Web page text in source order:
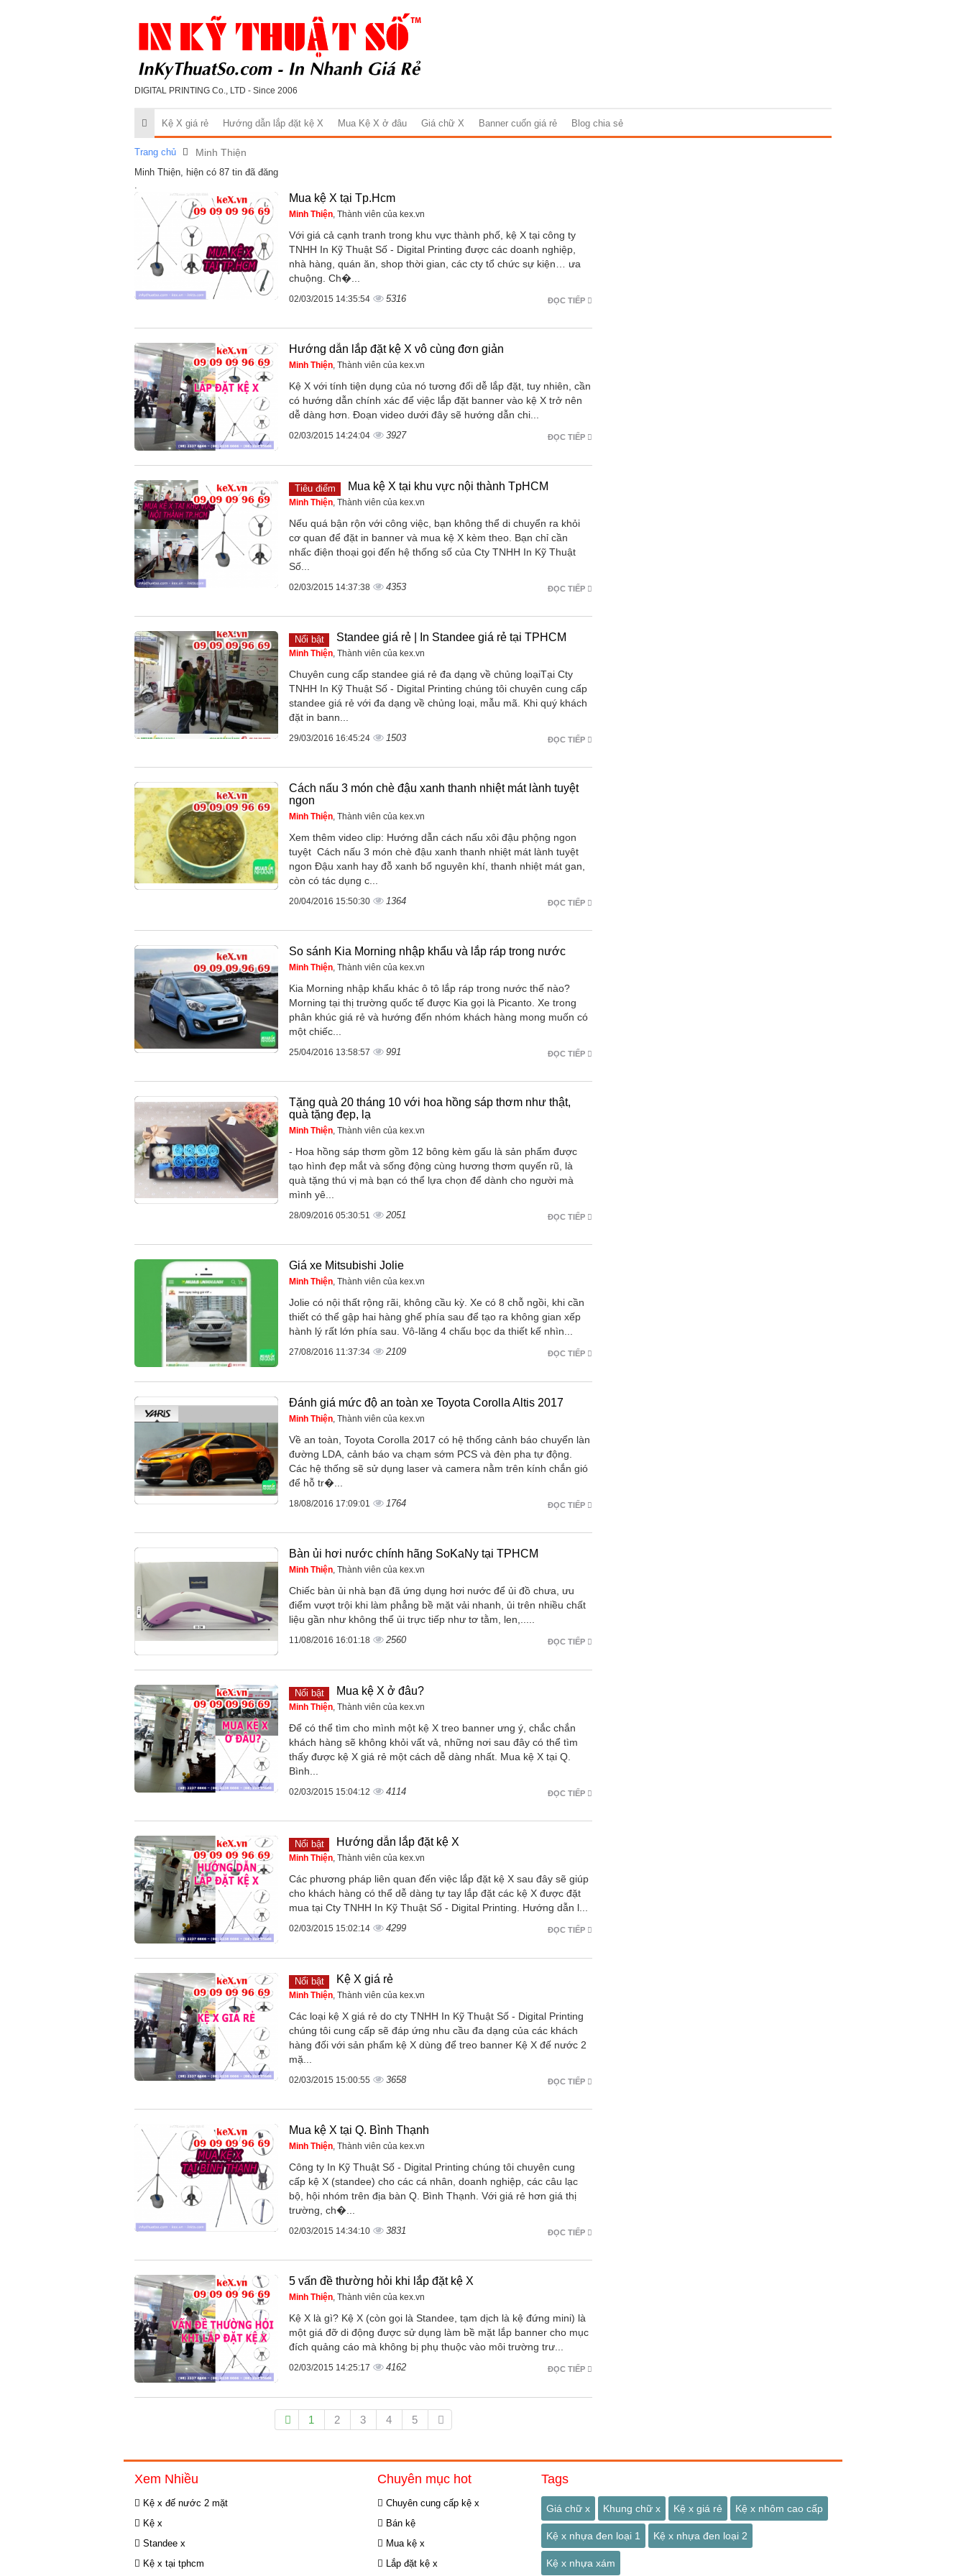
DIGITAL PRINTING Co., LTD - Since 2006
Kệ X giá rẻ Hướng dẫn lắp đặt kệ X Mua Kệ X ở đâu Giá chữ X Banner cuốn giá rẻ Blog chia sẻ
Trang chủ Minh Thiện
Minh Thiện, hiện có 87 tin đã đăng
Mua kệ X tại Tp.Hcm
Minh Thiện , Thành viên của kex.vn
Với giá cả cạnh tranh trong khu vực thành phố, kệ X tại công ty
TNHH In Kỹ Thuật Số - Digital Printing được các doanh nghiệp,
nhà hàng, quán ăn, shop thời gian, các cty tổ chức sự kiện… ưa
chuộng. Ch�...
ĐỌC TIẾP
02/03/2015 14:35:54 5316
Hướng dẫn lắp đặt kệ X vô cùng đơn giản
Minh Thiện , Thành viên của kex.vn
Kệ X với tính tiện dụng của nó tương đối dễ lắp đặt, tuy nhiên, cần
có hướng dẫn chính xác để việc lắp đặt banner vào kệ X trở nên
dễ dàng hơn. Đoạn video dưới đây sẽ hướng dẫn chi...
ĐỌC TIẾP
02/03/2015 14:24:04 3927
Tiêu điểm Mua kệ X tại khu vực nội thành TpHCM
Minh Thiện , Thành viên của kex.vn
Nếu quá bận rộn với công việc, bạn không thể di chuyển ra khỏi
cơ quan để đặt in banner và mua kệ X kèm theo. Bạn chỉ cần
nhấc điện thoại gọi đến hệ thống số của Cty TNHH In Kỹ Thuật
Số...
ĐỌC TIẾP
02/03/2015 14:37:38 4353
Nổi bật Standee giá rẻ | In Standee giá rẻ tại TPHCM
Minh Thiện , Thành viên của kex.vn
Chuyên cung cấp standee giá rẻ đa dạng về chủng loạiTại Cty
TNHH In Kỹ Thuật Số - Digital Printing chúng tôi chuyên cung cấp
standee giá rẻ với đa dạng về chủng loại, mẫu mã. Khi quý khách
đặt in bann...
ĐỌC TIẾP
29/03/2016 16:45:24 1503
Cách nấu 3 món chè đậu xanh thanh nhiệt mát lành tuyệt
ngon
Minh Thiện , Thành viên của kex.vn
Xem thêm video clip: Hướng dẫn cách nấu xôi đậu phộng ngon
tuyệt Cách nấu 3 món chè đậu xanh thanh nhiệt mát lành tuyệt
ngon Đậu xanh hay đỗ xanh bổ nguyên khí, thanh nhiệt mát gan,
còn có tác dụng c...
ĐỌC TIẾP
20/04/2016 15:50:30 1364
So sánh Kia Morning nhập khẩu và lắp ráp trong nước
Minh Thiện , Thành viên của kex.vn
Kia Morning nhập khẩu khác ô tô lắp ráp trong nước thế nào?
Morning tại thị trường quốc tế được Kia gọi là Picanto. Xe trong
phân khúc giá rẻ và hướng đến nhóm khách hàng mong muốn có
một chiếc...
ĐỌC TIẾP
25/04/2016 13:58:57 991
Tặng quà 20 tháng 10 với hoa hồng sáp thơm như thật,
quà tặng đẹp, lạ
Minh Thiện , Thành viên của kex.vn
- Hoa hồng sáp thơm gồm 12 bông kèm gấu là sản phẩm được
tạo hình đẹp mắt và sống động cùng hương thơm quyến rũ, là
quà tặng thú vị mà bạn có thể lựa chọn để dành cho người mà
mình yê...
ĐỌC TIẾP
28/09/2016 05:30:51 2051
Giá xe Mitsubishi Jolie
Minh Thiện , Thành viên của kex.vn
Jolie có nội thất rộng rãi, không cầu kỳ. Xe có 8 chỗ ngồi, khi cần
thiết có thể gập hai hàng ghế phía sau để tạo ra không gian xếp
hành lý rất lớn phía sau. Vô-lăng 4 chấu bọc da thiết kế nhìn...
ĐỌC TIẾP
27/08/2016 11:37:34 2109
Đánh giá mức độ an toàn xe Toyota Corolla Altis 2017
Minh Thiện , Thành viên của kex.vn
Về an toàn, Toyota Corolla 2017 có hệ thống cảnh báo chuyển làn
đường LDA, cảnh báo va chạm sớm PCS và đèn pha tự động.
Các hệ thống sẽ sử dụng laser và camera nằm trên kính chắn gió
để hỗ tr�...
ĐỌC TIẾP
18/08/2016 17:09:01 1764
Bàn ủi hơi nước chính hãng SoKaNy tại TPHCM
Minh Thiện , Thành viên của kex.vn
Chiếc bàn ủi nhà bạn đã ứng dụng hơi nước để ủi đồ chưa, ưu
điểm vượt trội khi làm phẳng bề mặt vải nhanh, ủi trên nhiều chất
liệu gần như không thể ủi trực tiếp như tơ tằm, len,.....
ĐỌC TIẾP
11/08/2016 16:01:18 2560
Nổi bật Mua kệ X ở đâu?
Minh Thiện , Thành viên của kex.vn
Để có thể tìm cho mình một kệ X treo banner ưng ý, chắc chắn
khách hàng sẽ không khỏi vất vả, những nơi sau đây có thể tìm
thấy được kệ X giá rẻ một cách dễ dàng nhất. Mua kệ X tại Q.
Bình...
ĐỌC TIẾP
02/03/2015 15:04:12 4114
Nổi bật Hướng dẫn lắp đặt kệ X
Minh Thiện , Thành viên của kex.vn
Các phương pháp liên quan đến việc lắp đặt kệ X sau đây sẽ giúp
cho khách hàng có thể dễ dàng tự tay lắp đặt các kệ X được đặt
mua tại Cty TNHH In Kỹ Thuật Số - Digital Printing. Hướng dẫn l...
ĐỌC TIẾP
02/03/2015 15:02:14 4299
Nổi bật Kệ X giá rẻ
Minh Thiện , Thành viên của kex.vn
Các loại kệ X giá rẻ do cty TNHH In Kỹ Thuật Số - Digital Printing
chúng tôi cung cấp sẽ đáp ứng nhu cầu đa dạng của các khách
hàng đối với sản phẩm kệ X dùng để treo banner Kệ X đế nước 2
mặ...
ĐỌC TIẾP
02/03/2015 15:00:55 3658
Mua kệ X tại Q. Bình Thạnh
Minh Thiện , Thành viên của kex.vn
Công ty In Kỹ Thuật Số - Digital Printing chúng tôi chuyên cung
cấp kệ X (standee) cho các cá nhân, doanh nghiệp, các câu lạc
bộ, hội nhóm trên địa bàn Q. Bình Thạnh. Với giá rẻ hơn giá thị
trường, ch�...
ĐỌC TIẾP
02/03/2015 14:34:10 3831
5 vấn đề thường hỏi khi lắp đặt kệ X
Minh Thiện , Thành viên của kex.vn
Kệ X là gì? Kệ X (còn gọi là Standee, tạm dịch là kệ đứng mini) là
một giá đỡ di động được sử dụng làm bề mặt lắp banner cho mục
đích quảng cáo mà không bị phụ thuộc vào môi trường trư...
ĐỌC TIẾP
02/03/2015 14:25:17 4162
1 2 3 4 5
Xem Nhiều
Kệ x đế nước 2 mặt
Kệ x
Standee x
Kệ x tại tphcm
Chuyên mục hot
Chuyên cung cấp kệ x
Bán kệ
Mua kệ x
Lắp đặt kệ x
Tags
Giá chữ x Khung chữ x Kệ x giá rẻ Kệ x nhôm cao cấp
Kệ x nhựa đen loại 1 Kệ x nhựa đen loại 2
Kệ x nhựa xám